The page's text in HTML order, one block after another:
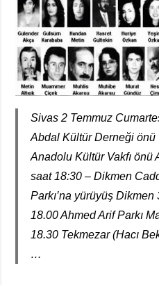
Sivas 2 Temmuz
Abdal Kültür Derneği önü
Anadolu Kültür Vakfı önü
saat 18:30 – Dikmen
Parkı’na yürüyüş
18.00 Ahmed Arif Parkı
18.30 Tekmezar (Hacı
…